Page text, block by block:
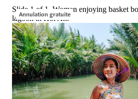
Annulation gratuite
Slide 1 of 1, Woman enjoying basket
lagoon in Hoi An.